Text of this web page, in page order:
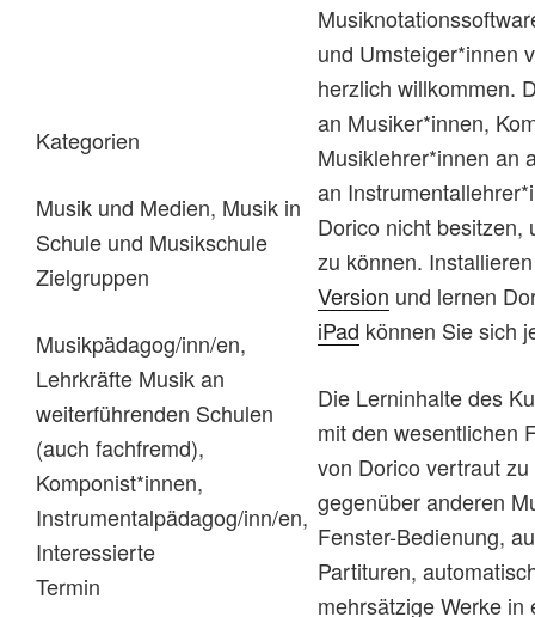
Kategorien
Musik und Medien, Musik in
Schule und Musikschule
Zielgruppen
Musikpädagog/inn/en,
Lehrkräfte Musik an
weiterführenden Schulen
(auch fachfremd),
Komponist*innen,
Instrumentalpädagog/inn/en,
Interessierte
Termin
und Umsteiger*innen
herzlich willkommen.
an Musiker*innen,
Musiklehrer*innen an
an
Dorico nicht besitzen,
zu können.
Version und lernen
iPad können Sie sich
Die Lerninhalte des
mit den wesentlichen
von Dorico vertraut
gegenüber anderen
Fenster-Bedienung,
Partituren,
mehrsätzige Werke